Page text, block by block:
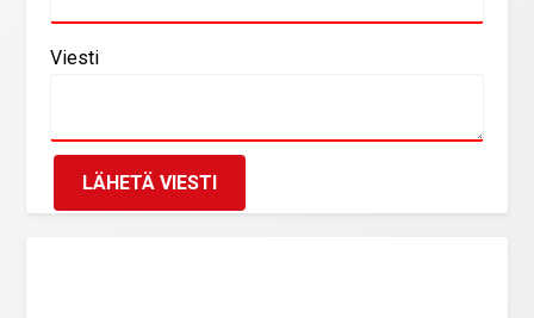
Viesti